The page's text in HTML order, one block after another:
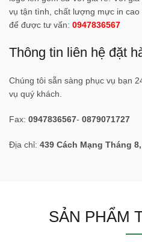
vụ tận tình, chất lượng mực in
để được tư vấn: 0947836567
Thông tin liên hệ đặt
Chúng tôi sẵn sàng phục vụ bạn
vụ quý khách.
Fax: 0947836567- 0879071727
Địa chỉ: 439 Cách Mạng Tháng 8,
SẢN PHẨM